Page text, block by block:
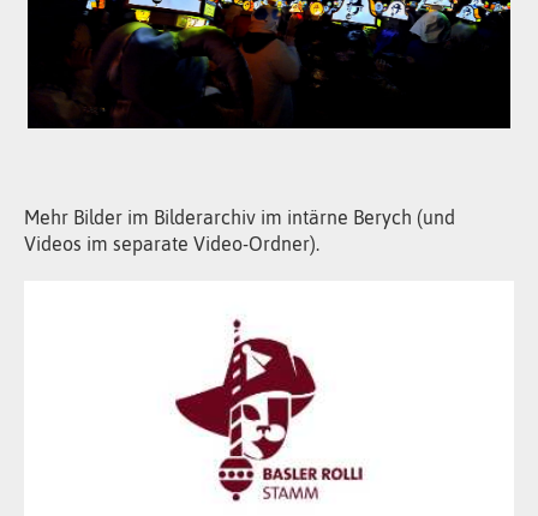
Mehr Bilder im Bilderarchiv im intärne Berych (und
Videos im separate Video-Ordner).